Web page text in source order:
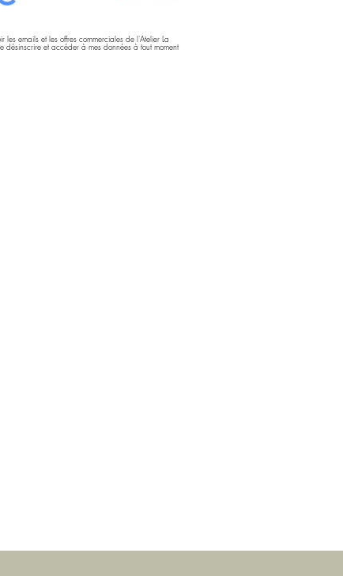
les emails et les offres commerciales de l'Atelier La
désinscrire et accéder à mes données à tout moment